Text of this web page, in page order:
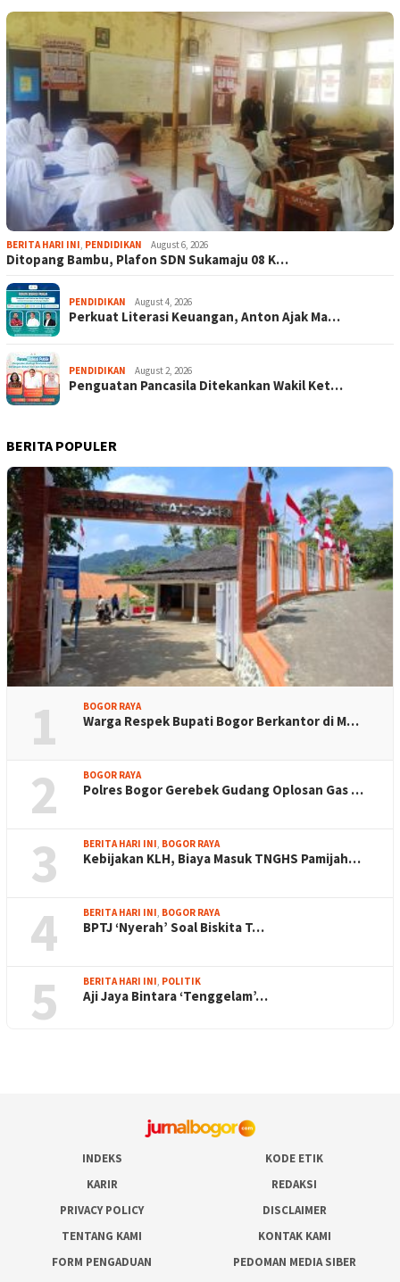
BERITA HARI INI, PENDIDIKAN August 6, 2026
Ditopang Bambu, Plafon SDN Sukamaju 08 K…
PENDIDIKAN August 4, 2026
Perkuat Literasi Keuangan, Anton Ajak Ma…
PENDIDIKAN August 2, 2026
Penguatan Pancasila Ditekankan Wakil Ket…
BERITA POPULER
1 BOGOR RAYA
Warga Respek Bupati Bogor Berkantor di M…
2 BOGOR RAYA
Polres Bogor Gerebek Gudang Oplosan Gas …
3 BERITA HARI INI BOGOR RAYA
Kebijakan KLH, Biaya Masuk TNGHS Pamijah…
4 BERITA HARI INI BOGOR RAYA
BPTJ ‘Nyerah’ Soal Biskita T…
5 BERITA HARI INI POLITIK
Aji Jaya Bintara ‘Tenggelam’…
INDEKS
KODE ETIK
KARIR
REDAKSI
PRIVACY POLICY
DISCLAIMER
TENTANG KAMI
KONTAK KAMI
FORM PENGADUAN
PEDOMAN MEDIA SIBER